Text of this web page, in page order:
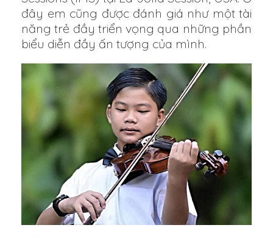
đây em cũng được đánh giá như một tài
năng trẻ đầy triển vọng qua những phần
biểu diễn đầy ấn tượng của mình.